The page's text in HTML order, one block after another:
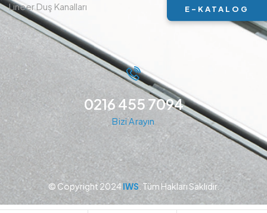
Lineer Duş Kanalları
0216 455 7094
Bizi Arayın
© Copyright 2024 IWS . Tüm Hakları Saklıdır.
E-KATALOG